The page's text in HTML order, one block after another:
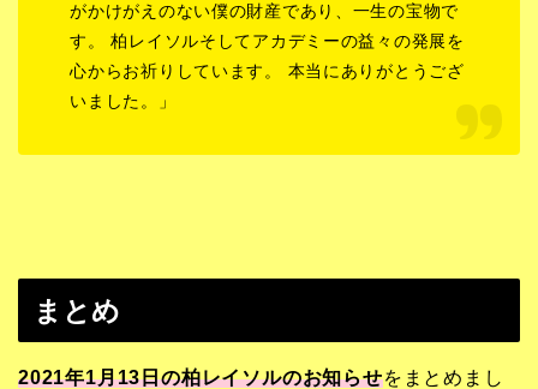
がかけがえのない僕の財産であり、一生の宝物で
す。 柏レイソルそしてアカデミーの益々の発展を
心からお祈りしています。 本当にありがとうござ
いました。」
まとめ
2021年1月13日の柏レイソルのお知らせをまとめまし